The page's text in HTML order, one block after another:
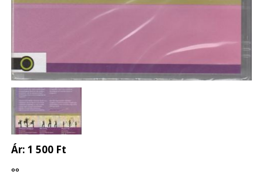
Ár:1 500 Ft
°°